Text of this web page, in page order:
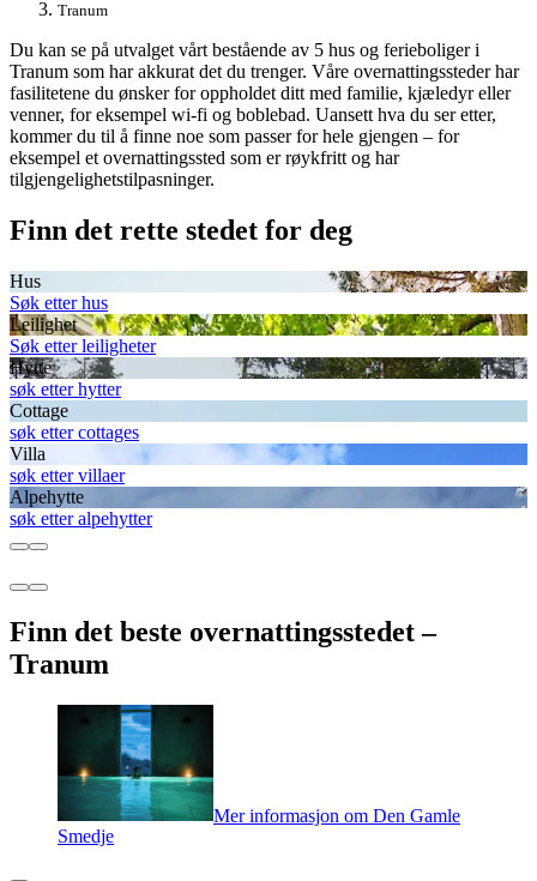
Tranum
Du kan se på utvalget vårt bestående av 5 hus og ferieboliger i
Tranum som har akkurat det du trenger. Våre overnattingssteder har
fasilitetene du ønsker for oppholdet ditt med familie, kjæledyr eller
venner, for eksempel wi-fi og boblebad. Uansett hva du ser etter,
kommer du til å finne noe som passer for hele gjengen – for
eksempel et overnattingssted som er røykfritt og har
tilgjengelighetstilpasninger.
Finn det rette stedet for deg
Hus
Søk etter hus
Leilighet
Søk etter leiligheter
Hytte
søk etter hytter
Cottage
søk etter cottages
Villa
søk etter villaer
Alpehytte
søk etter alpehytter
Finn det beste overnattingsstedet –
Tranum
Mer informasjon om Den Gamle
Smedje